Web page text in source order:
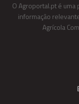
O Agroportal.pt é
informação
Agrícola